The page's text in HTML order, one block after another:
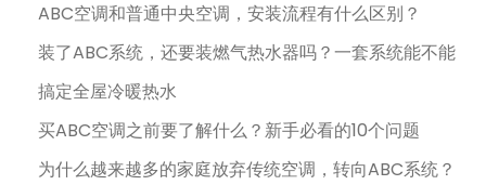
ABC空调和普通中央空调，安装流程有什么区别？
装了ABC系统，还要装燃气热水器吗？一套系统能不能
搞定全屋冷暖热水
买ABC空调之前要了解什么？新手必看的10个问题
为什么越来越多的家庭放弃传统空调，转向ABC系统？